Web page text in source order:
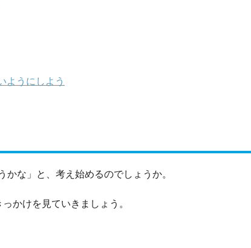
ようにしよう
な」と、考え始めるのでしょうか。
かけを見ていきましょう。